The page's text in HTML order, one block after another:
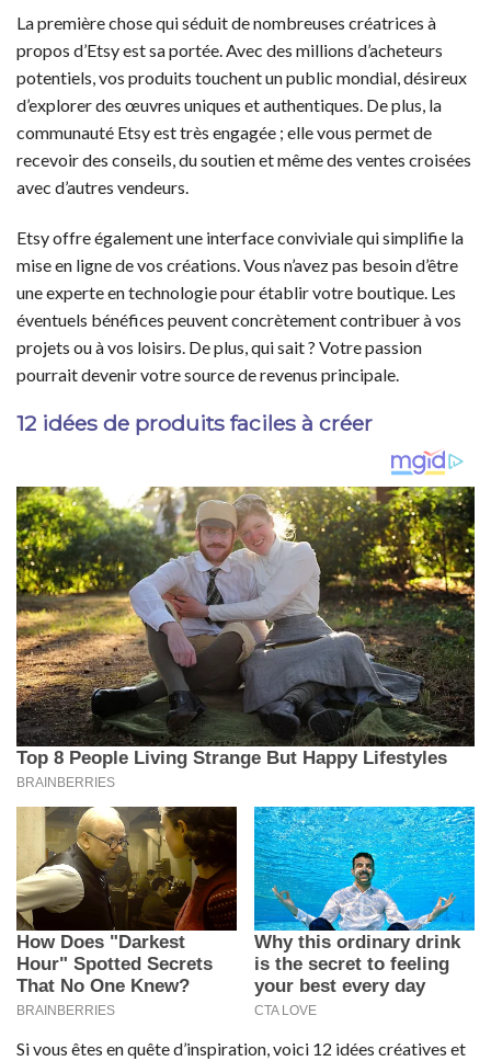
La première chose qui séduit de nombreuses créatrices à
propos d’Etsy est sa portée. Avec des millions d’acheteurs
potentiels, vos produits touchent un public mondial, désireux
d’explorer des œuvres uniques et authentiques. De plus, la
communauté Etsy est très engagée ; elle vous permet de
recevoir des conseils, du soutien et même des ventes croisées
avec d’autres vendeurs.
Etsy offre également une interface conviviale qui simplifie la
mise en ligne de vos créations. Vous n’avez pas besoin d’être
une experte en technologie pour établir votre boutique. Les
éventuels bénéfices peuvent concrètement contribuer à vos
projets ou à vos loisirs. De plus, qui sait ? Votre passion
pourrait devenir votre source de revenus principale.
12 idées de produits faciles à créer
Si vous êtes en quête d’inspiration, voici 12 idées créatives et